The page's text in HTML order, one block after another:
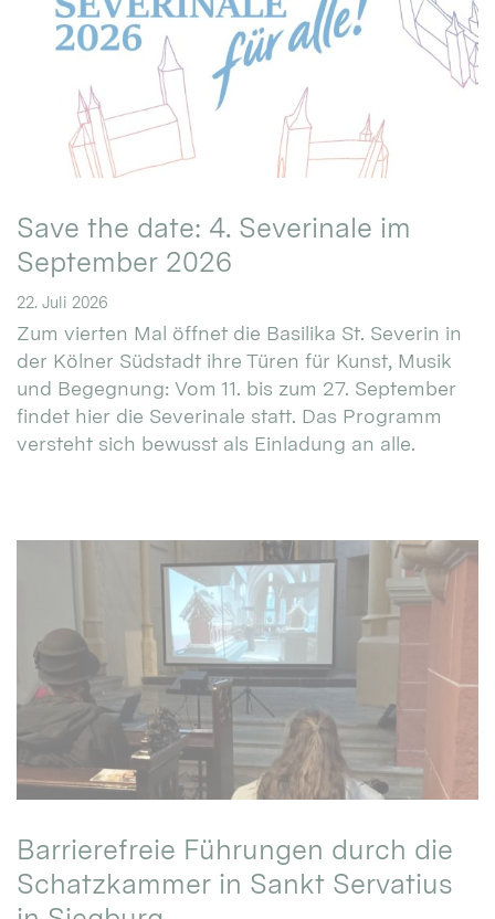
Save the date: 4. Severinale im
September 2026
22. Juli 2026
Zum vierten Mal öffnet die Basilika St. Severin in
der Kölner Südstadt ihre Türen für Kunst, Musik
und Begegnung: Vom 11. bis zum 27. September
findet hier die Severinale statt. Das Programm
versteht sich bewusst als Einladung an alle.
Barrierefreie Führungen durch die
Schatzkammer in Sankt Servatius